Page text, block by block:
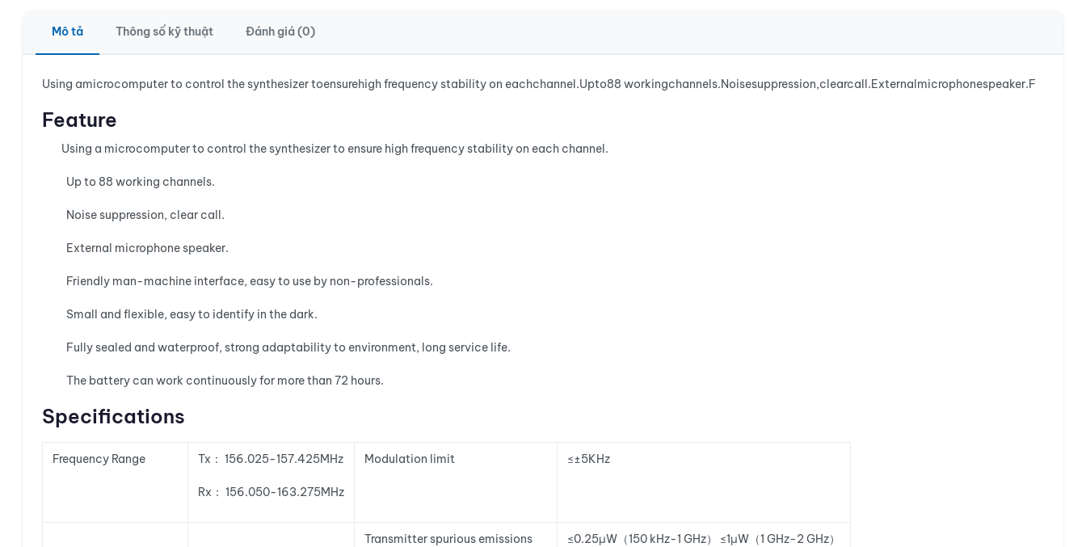
Mô tả Thông số kỹ thuật Đánh giá (0)
Using amicrocomputer to control the synthesizer toensurehigh frequency stability on eachchannel.Upto88 workingchannels.Noisesuppression,clearcall.Externalmicrophonespeaker.F
Feature
Using a microcomputer to control the synthesizer to ensure high frequency stability on each channel.
Up to 88 working channels.
Noise suppression, clear call.
External microphone speaker.
Friendly man-machine interface, easy to use by non-professionals.
Small and flexible, easy to identify in the dark.
Fully sealed and waterproof, strong adaptability to environment, long service life.
The battery can work continuously for more than 72 hours.
Specifications
Frequency Range Tx： 156.025-157.425MHz
Rx： 156.050-163.275MHz
Modulation limit ≤±5KHz
Transmitter spurious emissions ≤0.25μW（150 kHz-1 GHz） ≤1μW（1 GHz-2 GHz）